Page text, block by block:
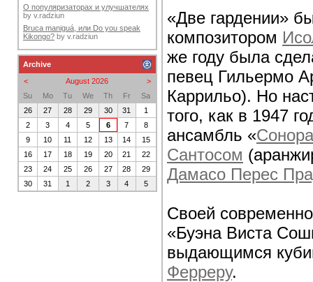
«Две гардении»
композитором
же году была
певец Гильермо
Каррильо). Но
того, как в 1947
ансамбль «
Сантосом
Дамасо Перес
Своей
«Буэна Виста
выдающимся
Ферреру.
О популяризаторах и улучшателях
by v.radziun
Bruca maniguá, или Do you speak
Kikongo? by v.radziun
Archive
<
>
August 2026
Su
Mo Tu We Th Fr
Sa
26
27 28 29 30 31
1
2
3 4 5 6 7
8
9
10 11 12 13 14
15
16
17 18 19 20 21
22
23
24 25 26 27 28
29
30
31 1 2 3 4 5